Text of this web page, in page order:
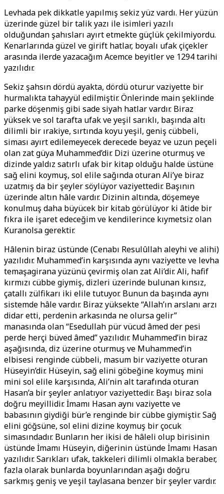
Levhada pek dikkatle yapılmış sekiz yüz vardı. Her yüzün
üzerinde güzel bir talik yazı ile isimleri yazılı
olduğundan şahısları ayırt etmekte güçlük çekilmiyordu.
Kenarlarında güzel ve girift hatlar, boyalı ufak çiçekler
arasında ilerde yazacağım Acemce beyitler ve 1294 tarihi
yazılıdır.
Sekiz şahsın dördü ayakta, dördü oturur vaziyette bir
hurmalıkta tahayyül edilmiştir. Önlerinde main şeklinde
parke döşenmiş gibi sade siyah hatlar vardır. Biraz
yüksek ve sol tarafta ufak ve yeşil sarıklı, başında altı
dilimli bir ırakiye, sırtında koyu yeşil, geniş cübbeli,
siması ayırt edilemeyecek derecede beyaz ve uzun peçeli
olan zat güya Muhammed’dir. Dizi üzerine oturmuş ve
dizinde yaldız satırlı ufak bir kitap olduğu halde üstüne
sağ elini koymuş, sol elile sağında oturan Ali’ye biraz
uzatmış da bir şeyler söylüyor vaziyettedir. Başının
üzerinde altın hâle vardır. Dizinin altında, döşemeye
konulmuş daha büyücek bir kitab görülüyor ki âtide bir
fıkra ile işaret edeceğim ve kendilerince kıymetsiz olan
Kuranolsa gerektir.
Hâlenin biraz üstünde (Cenabı Resulûllah aleyhi ve alihi)
yazılıdır. Muhammed’in karşısında aynı vaziyette ve levha
temaşagirana yüzünü çevirmiş olan zat Ali’dir. Ali, hafif
kırmızı cübbe giymiş, dizleri üzerinde bulunan kınsız,
çatallı zülfikarı iki elile tutuyor. Bunun da başında aynı
sistemde hâle vardır. Biraz yüksekte “Allah’ın arslanı arzı
didar etti, perdenin arkasında ne olursa gelir”
manasında olan “Esedullah pür vücud âmed der pesi
perde herçi büved âmed” yazılıdır. Muhammed’in biraz
aşağısında, diz üzerine oturmuş ve Muhammed’in
elbisesi renginde cübbeli, masum bir vaziyette oturan
Hüseyin’dir. Hüseyin, sağ elini göbeğine koymuş mini
mini sol elile karşısında, Ali’nin alt tarafında oturan
Hasan’a bir şeyler anlatıyor vaziyettedir. Başı biraz sola
doğru meyillidir. İmamı Hasan aynı vaziyette ve
babasının giydiği bür’e renginde bir cübbe giymiştir. Sağ
elini göğsüne, sol elini dizine koymuş bir çocuk
simasındadır. Bunların her ikisi de hâleli olup birisinin
üstünde İmamı Hüseyin, diğerinin üstünde İmamı Hasan
yazılıdır. Sarıkları ufak, takkeleri dilimli olmakla beraber,
fazla olarak bunlarda boyunlarından aşağı doğru
sarkmış geniş ve yeşil taylasana benzer bir şeyler vardır.